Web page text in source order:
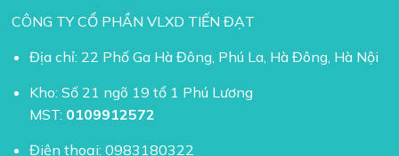
CÔNG TY CỔ PHẦN VLXD TIẾN ĐẠT
Địa chỉ: 22 Phố Ga Hà Đông, Phú La, Hà Đông, Hà Nội
Kho: Số 21 ngõ 19 tổ 1 Phú Lương
MST: 0109912572
Điện thoại:0983180322